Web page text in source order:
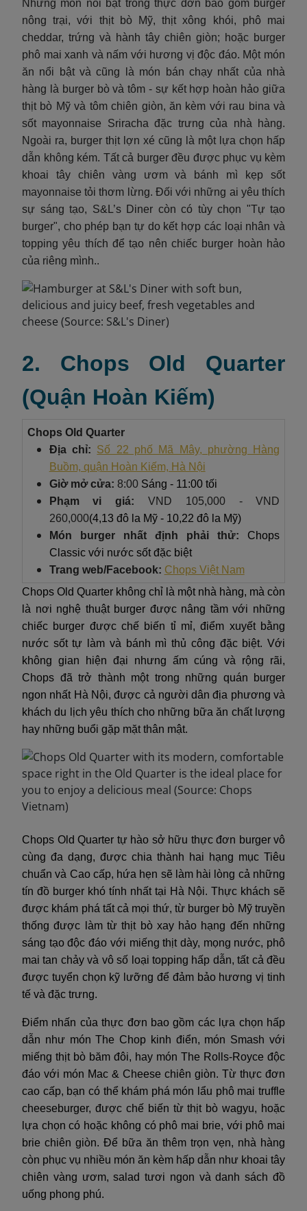
Những món nổi bật trong thực đơn bao gồm burger
nông trại, với thịt bò Mỹ, thịt xông khói, phô mai
cheddar, trứng và hành tây chiên giòn; hoặc burger
phô mai xanh và nấm với hương vị độc đáo. Một món
ăn nổi bật và cũng là món bán chạy nhất của nhà
hàng là burger bò và tôm - sự kết hợp hoàn hảo giữa
thịt bò Mỹ và tôm chiên giòn, ăn kèm với rau bina và
sốt mayonnaise Sriracha đặc trưng của nhà hàng.
Ngoài ra, burger thịt lợn xé cũng là một lựa chọn hấp
dẫn không kém. Tất cả burger đều được phục vụ kèm
khoai tây chiên vàng ươm và bánh mì kẹp sốt
mayonnaise tỏi thơm lừng. Đối với những ai yêu thích
sự sáng tạo, S&L’s Diner còn có tùy chọn "Tự tạo
burger", cho phép bạn tự do kết hợp các loại nhân và
topping yêu thích để tạo nên chiếc burger hoàn hảo
của riêng mình..
2. Chops Old Quarter
(Quận Hoàn Kiếm)
Chops Old Quarter
Địa chỉ: Số 22 phố Mã Mây, phường Hàng
Buồm, quận Hoàn Kiếm, Hà Nội
Giờ mở cửa: 8:00Sáng - 11:00 tối
Phạm vi giá: VND 105,000 - VND
260,000(4,13 đô la Mỹ - 10,22 đô la Mỹ)
Món burger nhất định phải thử: Chops
Classic với nước sốt đặc biệt
Trang web/Facebook: Chops Việt Nam
Chops Old Quarter không chỉ là một nhà hàng, mà còn
là nơi nghệ thuật burger được nâng tầm với những
chiếc burger được chế biến tỉ mỉ, điểm xuyết bằng
nước sốt tự làm và bánh mì thủ công đặc biệt. Với
không gian hiện đại nhưng ấm cúng và rộng rãi,
Chops đã trở thành một trong những quán burger
ngon nhất Hà Nội, được cả người dân địa phương và
khách du lịch yêu thích cho những bữa ăn chất lượng
hay những buổi gặp mặt thân mật.
Chops Old Quarter tự hào sở hữu thực đơn burger vô
cùng đa dạng, được chia thành hai hạng mục Tiêu
chuẩn và Cao cấp, hứa hẹn sẽ làm hài lòng cả những
tín đồ burger khó tính nhất tại Hà Nội. Thực khách sẽ
được khám phá tất cả mọi thứ, từ burger bò Mỹ truyền
thống được làm từ thịt bò xay hảo hạng đến những
sáng tạo độc đáo với miếng thịt dày, mọng nước, phô
mai tan chảy và vô số loại topping hấp dẫn, tất cả đều
được tuyển chọn kỹ lưỡng để đảm bảo hương vị tinh
tế và đặc trưng.
Điểm nhấn của thực đơn bao gồm các lựa chọn hấp
dẫn như món The Chop kinh điển, món Smash với
miếng thịt bò băm đôi, hay món The Rolls-Royce độc
đáo với món Mac & Cheese chiên giòn. Từ thực đơn
cao cấp, bạn có thể khám phá món lẩu phô mai truffle
cheeseburger, được chế biến từ thịt bò wagyu, hoặc
lựa chọn có hoặc không có phô mai brie, với phô mai
brie chiên giòn. Để bữa ăn thêm trọn vẹn, nhà hàng
còn phục vụ nhiều món ăn kèm hấp dẫn như khoai tây
chiên vàng ươm, salad tươi ngon và danh sách đồ
uống phong phú.